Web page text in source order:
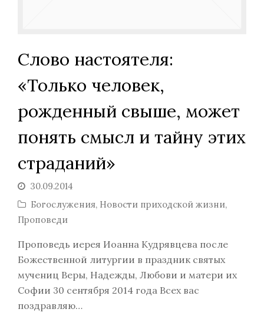
Слово настоятеля:
«Только человек,
рожденный свыше, может
понять смысл и тайну этих
страданий»
30.09.2014
Богослужения, Новости приходской жизни,
Проповеди
Проповедь иерея Иоанна Кудрявцева после
Божественной литургии в праздник святых
мучениц Веры, Надежды, Любови и матери их
Софии 30 сентября 2014 года Всех вас
поздравляю…